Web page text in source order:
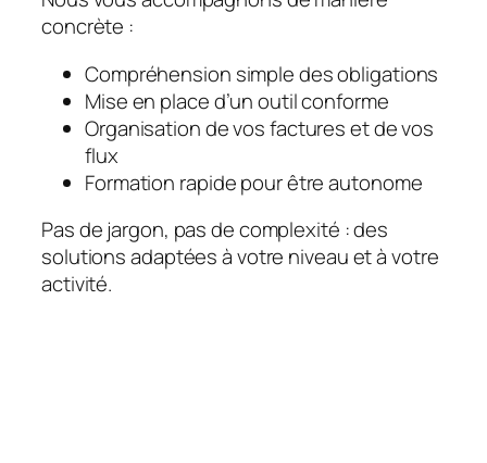
concrète :
Compréhension simple des obligations
Mise en place d’un outil conforme
Organisation de vos factures et de vos
flux
Formation rapide pour être autonome
Pas de jargon, pas de complexité : des
solutions adaptées à votre niveau et à votre
activité.